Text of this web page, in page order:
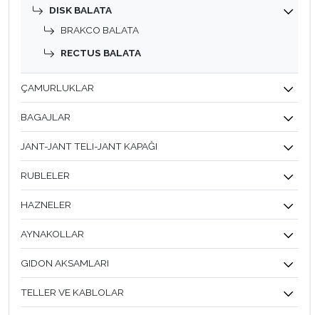
DISK BALATA
BRAKCO BALATA
RECTUS BALATA
ÇAMURLUKLAR
BAGAJLAR
JANT-JANT TELI-JANT KAPAĞI
RUBLELER
HAZNELER
AYNAKOLLAR
GIDON AKSAMLARI
TELLER VE KABLOLAR